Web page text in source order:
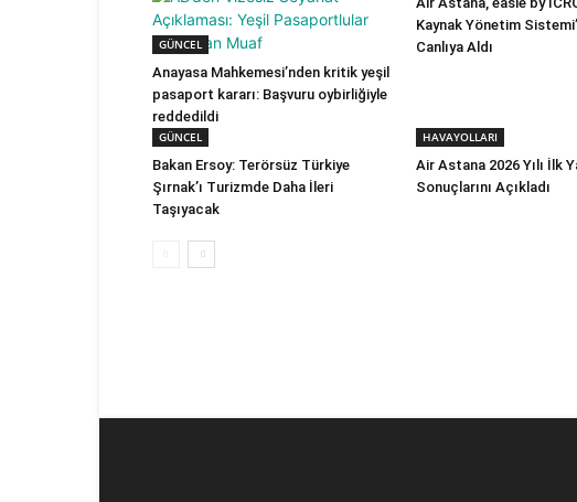
GÜNCEL
Anayasa Mahkemesi’nden kritik yeşil
pasaport kararı: Başvuru oybirliğiyle
reddedildi
Kaynak Yönetim
Canlıya Aldı
GÜNCEL
Bakan Ersoy: Terörsüz Türkiye
Şırnak’ı Turizmde Daha İleri
Taşıyacak
HAVAYOLLARI
Air Astana 2026 Yılı İlk
Sonuçlarını Açıkladı